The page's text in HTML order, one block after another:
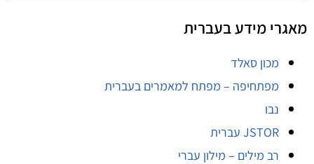
מאגרי מידע בעברית
מכון סאלד
מפתחיפה – מפתח למאמרים בעברית
נבו
JSTOR עברית
רב מילים – מילון עברי